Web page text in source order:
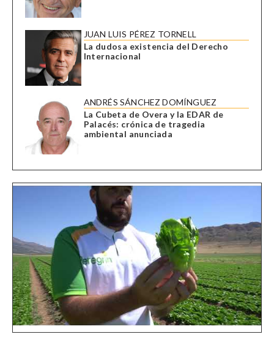
JUAN LUIS PÉREZ TORNELL
La dudosa existencia del Derecho
Internacional
ANDRÉS SÁNCHEZ DOMÍNGUEZ
La Cubeta de Overa y la EDAR de
Palacés: crónica de tragedia
ambiental anunciada